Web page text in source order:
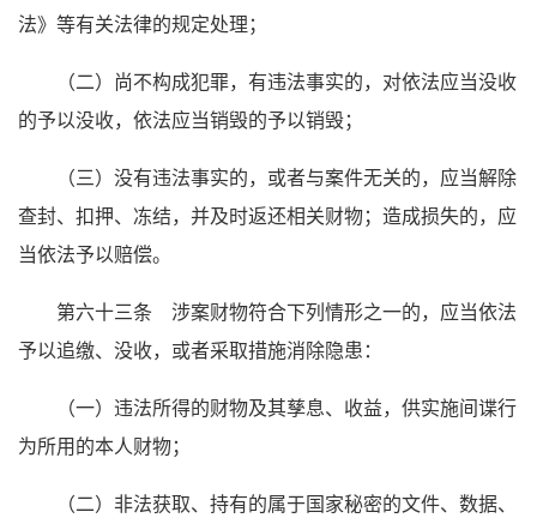
法》等有关法律的规定处理；
（二）尚不构成犯罪，有违法事实的，对依法应当没收
的予以没收，依法应当销毁的予以销毁；
（三）没有违法事实的，或者与案件无关的，应当解除
查封、扣押、冻结，并及时返还相关财物；造成损失的，应
当依法予以赔偿。
第六十三条 涉案财物符合下列情形之一的，应当依法
予以追缴、没收，或者采取措施消除隐患：
（一）违法所得的财物及其孳息、收益，供实施间谍行
为所用的本人财物；
（二）非法获取、持有的属于国家秘密的文件、数据、